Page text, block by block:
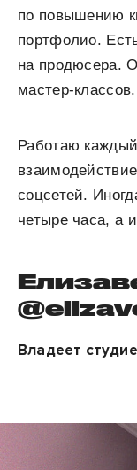
по повышению
портфолио.
на продюсера.
мастер-классов.
Работаю
соцсетей.
четыре часа, а
Владеет